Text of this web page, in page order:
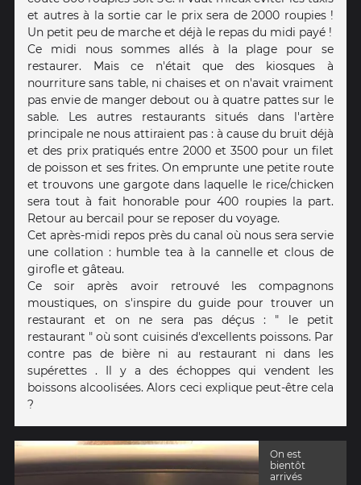
et autres à la sortie car le prix sera de 2000 roupies !
Un petit peu de marche et déjà le repas du midi payé !
Ce midi nous sommes allés à la plage pour se
restaurer. Mais ce n'était que des kiosques à
nourriture sans table, ni chaises et on n'avait vraiment
pas envie de manger debout ou à quatre pattes sur le
sable. Les autres restaurants situés dans l'artère
principale ne nous attiraient pas : à cause du bruit déjà
et des prix pratiqués entre 2000 et 3500 pour un filet
de poisson et ses frites. On emprunte une petite route
et trouvons une gargote dans laquelle le rice/chicken
sera tout à fait honorable pour 400 roupies la part.
Retour au bercail pour se reposer du voyage.
Cet après-midi repos près du canal où nous sera servie
une collation : humble tea à la cannelle et clous de
girofle et gâteau.
Ce soir après avoir retrouvé les compagnons
moustiques, on s'inspire du guide pour trouver un
restaurant et on ne sera pas déçus : " le petit
restaurant " où sont cuisinés d'excellents poissons. Par
contre pas de bière ni au restaurant ni dans les
supérettes . Il y a des échoppes qui vendent les
boissons alcoolisées. Alors ceci explique peut-être cela
?
On est
bientôt
arrivés